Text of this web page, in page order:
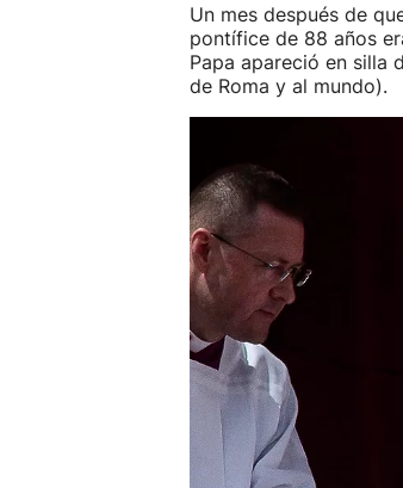
Un mes después de
pontífice de 88 años
Papa apareció en silla
de Roma y al mundo).